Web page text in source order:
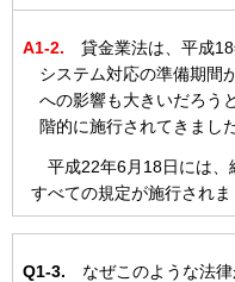
A1-2. 貸金業法は、平成
システム対応の準備期間
への影響も大きいだろう
階的に施行されてきました
平成22年6月18日には、
すべての規定が施行されま
Q1-3. なぜこのような法律